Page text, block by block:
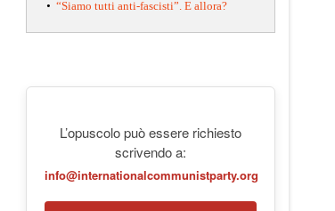
• “Siamo tutti anti-fascisti”. E allora?
L’opuscolo può essere richiesto
scrivendo a:
info@internationalcommunistparty.org